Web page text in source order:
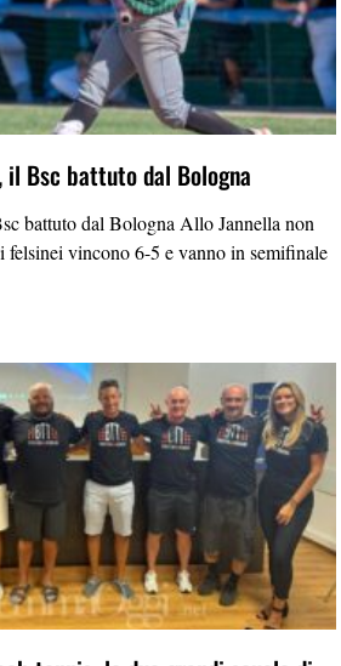
il Bsc battuto dal Bologna
battuto dal Bologna Allo Jannella non
vincono 6-5 e vanno in semifinale